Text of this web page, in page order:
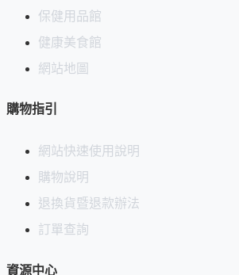
保健用品館
健康美食館
網站地圖
購物指引
網站快速使用說明
購物說明
退換貨暨退款辦法
訂單查詢
資源中心